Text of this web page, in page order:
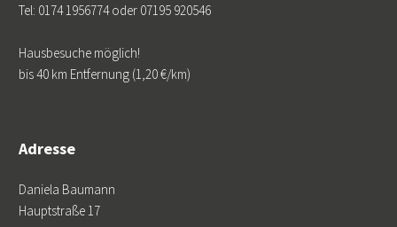
Tel: 0174 1956774 oder 07195 920546
Hausbesuche möglich!
bis 40 km Entfernung (1,20 €/km)
Adresse
Daniela Baumann
Hauptstraße 17